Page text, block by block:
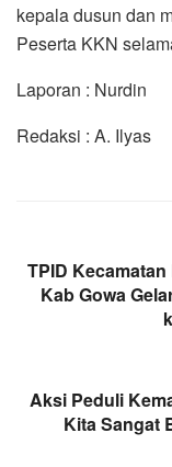
kepala dusun dan
Peserta KKN
Laporan : Nurdin
Redaksi : A. Ilyas
TPID
Kab Gowa
Aksi Peduli
Kita Sangat